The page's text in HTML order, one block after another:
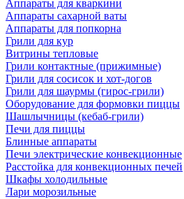
Аппараты для кваркини
Аппараты сахарной ваты
Аппараты для попкорна
Грили для кур
Витрины тепловые
Грили контактные (прижимные)
Грили для сосисок и хот-догов
Грили для шаурмы (гирос-грили)
Оборудование для формовки пиццы
Шашлычницы (кебаб-грили)
Печи для пиццы
Блинные аппараты
Печи электрические конвекционные
Расстойка для конвекционных печей
Шкафы холодильные
Лари морозильные